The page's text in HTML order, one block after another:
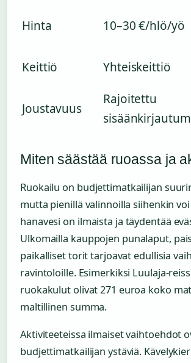
Hinta 10–30 €/hlö/yö
Keittiö
Yhteiskeittiö
Joustavuus
Rajoitettu
Miten säästää ruoassa ja
Ruokailu on budjettimatkailijan
mutta pienillä valinnoilla siihenkin
hanavesi on ilmaista ja täydentää
Ulkomailla kauppojen punalaput,
paikalliset torit tarjoavat edullisia
ravintoloille. Esimerkiksi Luulaja-
ruokakulut olivat 271 euroa koko
maltillinen summa.
Aktiviteeteissa ilmaiset vaihtoehdot
budjettimatkailijan ystäviä.